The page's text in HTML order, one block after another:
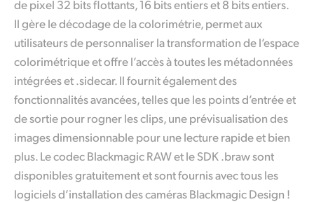
de pixel 32 bits flottants, 16 bits entiers et 8 bits entiers.
Il gère le décodage de la colorimétrie, permet aux
utilisateurs de personnaliser la transformation de l’espace
colorimétrique et offre l’accès à toutes les métadonnées
intégrées et .sidecar. Il fournit également des
fonctionnalités avancées, telles que les points d’entrée et
de sortie pour rogner les clips, une prévisualisation des
images dimensionnable pour une lecture rapide et bien
plus. Le codec Blackmagic RAW et le SDK .braw sont
disponibles gratuitement et sont fournis avec tous les
logiciels d’installation des caméras Blackmagic Design !